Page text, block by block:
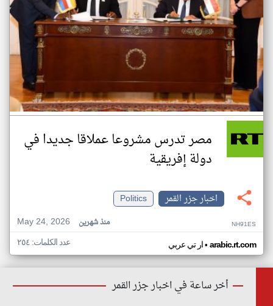
مصر تدرس مشروعا عملاقا جديدا في
دولة إفريقية
اخبار جزر القمر
Politics
May 24, 2026
منذ شهرين NH91ES
ار تي عربي• arabic.rt.com عدد الكلمات: ٢٥٤
أخر ساعة في اخبار جزر القمر